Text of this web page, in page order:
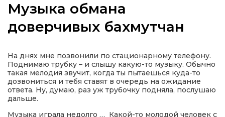
Музыка обмана
доверчивых бахмутчан
На днях мне позвонили по стационарному телефону.
Поднимаю трубку – и слышу какую-то музыку. Обычно
такая мелодия звучит, когда ты пытаешься куда-то
дозвониться и тебя ставят в очередь на ожидание
ответа. Ну, думаю, раз уж трубочку подняла, послушаю
дальше.
Музыка играла недолго … Какой-то молодой человек с